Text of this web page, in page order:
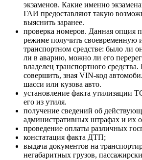
экзаменов. Какие именно
ГАИ предоставляют такую
выяснить заранее.
проверка номеров. Данная опция
режиме получить
транспортном средстве: было ли
ли в аварию, можно ли его
владелец транспортного
совершить, зная VIN-код
шасси или кузова авто.
установление факта утилизации
его из утиля.
получение сведений об
административных штрафах и их
проведение оплаты различных
констатация факта ДТП;
выдача документов на
негабаритных грузов,